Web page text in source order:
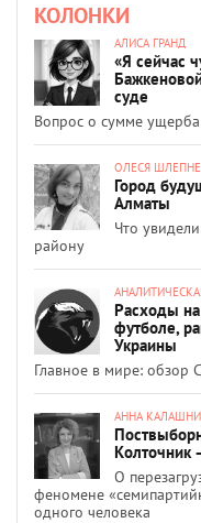
КОЛОНКИ
АЛИСА ГРАНД
«Я сейчас
суде
Вопрос о сумме ущерба
ОЛЕСЯ
Город
Алматы
Что
району
Расходы
футболе,
Украины
Главное в мире: обзор
АННА
Колточник
О
феномене
одного человека